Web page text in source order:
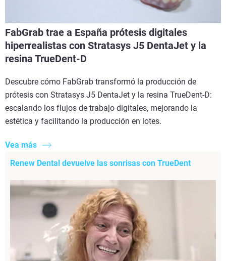
FabGrab trae a España prótesis digitales
hiperrealistas con Stratasys J5 DentaJet y la
resina TrueDent-D
Descubre cómo FabGrab transformó la producción de
prótesis con Stratasys J5 DentaJet y la resina TrueDent-D:
escalando los flujos de trabajo digitales, mejorando la
estética y facilitando la producción en lotes.
Vea más
Renew Dental devuelve las sonrisas con TrueDent